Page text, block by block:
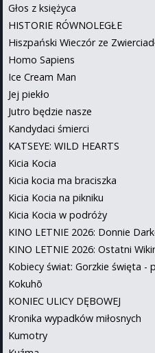
Głos z księżyca
HISTORIE RÓWNOLEGŁE
Hiszpański Wieczór ze
Homo Sapiens
Ice Cream Man
Jej piekło
Jutro będzie nasze
Kandydaci śmierci
KATSEYE: WILD HEARTS
Kicia Kocia
Kicia kocia ma braciszka
Kicia Kocia na pikniku
Kicia Kocia w podróży
KINO LETNIE 2026: Donnie
KINO LETNIE 2026: Ostatni
Kobiecy świat: Gorzkie święta -
Kokuhō
KONIEC ULICY DĘBOWEJ
Kronika wypadków miłosnych
Kumotry